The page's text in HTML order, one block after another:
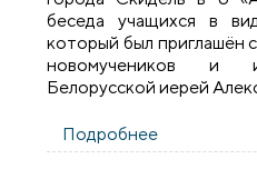
беседа учащихся в
который был приглашён
новомучеников и
Белорусской иерей
Подробнее
покаянии